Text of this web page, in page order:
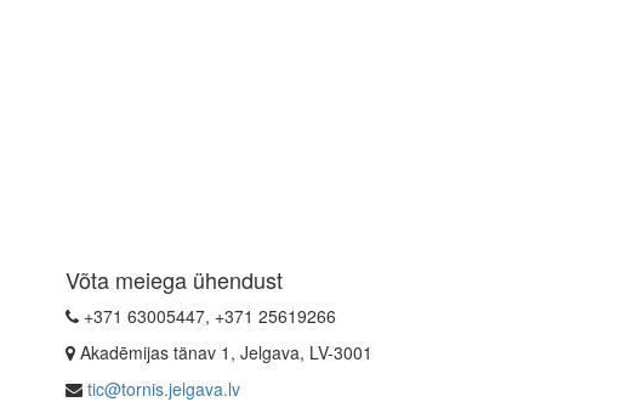
Võta meiega ühendust
+371 63005447, +371 25619266
Akadēmijas tänav 1, Jelgava, LV-3001
tic@tornis.jelgava.lv